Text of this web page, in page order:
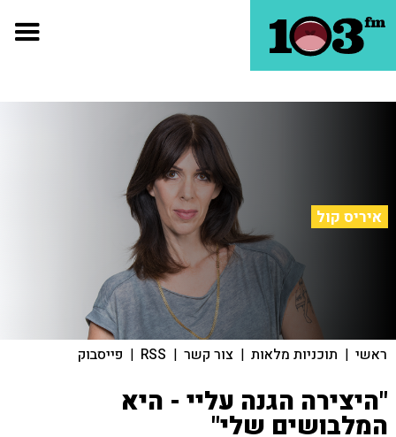
איריס קול
ראשי | תוכניות מלאות | צור קשר |
RSS
| פייסבוק
"היצירה הגנה עליי - היא
המלבושים שלי"